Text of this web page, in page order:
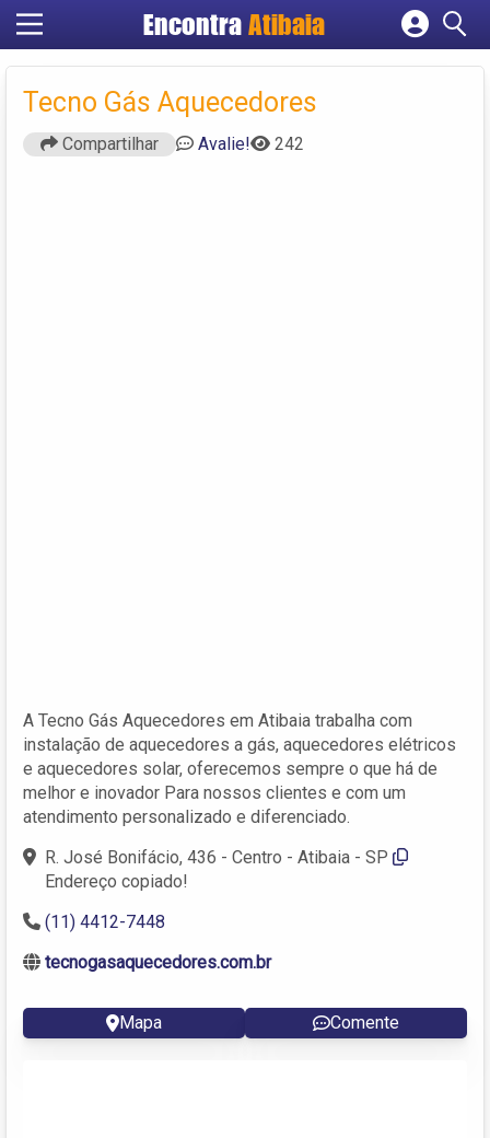
Encontra Atibaia
Cadastrar empresa
Criar conta
Tecno Gás Aquecedores
Compartilhar Avalie! 242
A Tecno Gás Aquecedores em Atibaia trabalha com
instalação de aquecedores a gás, aquecedores elétricos
e aquecedores solar, oferecemos sempre o que há de
melhor e inovador Para nossos clientes e com um
atendimento personalizado e diferenciado.
R. José Bonifácio, 436 - Centro - Atibaia - SP
Endereço copiado!
(11) 4412-7448
tecnogasaquecedores.com.br
Mapa Comente